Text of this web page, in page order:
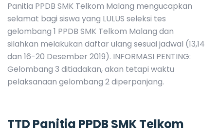
Panitia PPDB SMK Telkom Malang mengucapkan
selamat bagi siswa yang LULUS seleksi tes
gelombang 1 PPDB SMK Telkom Malang dan
silahkan melakukan daftar ulang sesuai jadwal (13,14
dan 16-20 Desember 2019). INFORMASI PENTING:
Gelombang 3 ditiadakan, akan tetapi waktu
pelaksanaan gelombang 2 diperpanjang.
TTD Panitia PPDB SMK Telkom